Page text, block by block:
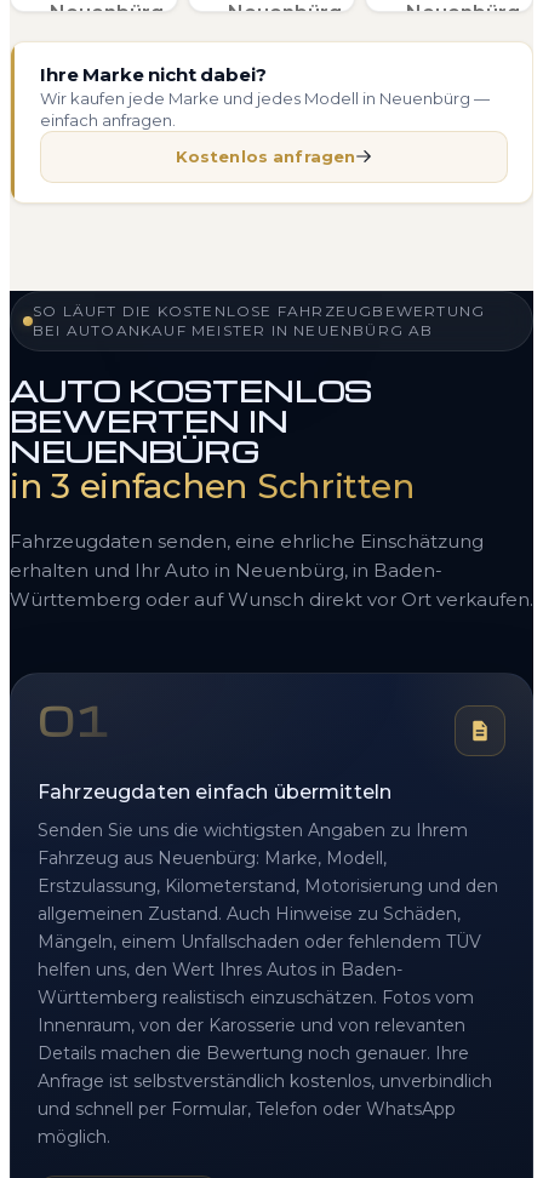
Ihre Marke nicht dabei?
Wir kaufen jede Marke und jedes Modell in Neuenbürg —
einfach anfragen.
Kostenlos anfragen
SO LÄUFT DIE KOSTENLOSE FAHRZEUGBEWERTUNG
BEI AUTOANKAUF MEISTER IN NEUENBÜRG AB
AUTO KOSTENLOS
BEWERTEN IN
NEUENBÜRG
in 3 einfachen Schritten
Fahrzeugdaten senden, eine ehrliche Einschätzung
erhalten und Ihr Auto in Neuenbürg, in Baden-
Württemberg oder auf Wunsch direkt vor Ort verkaufen.
01
Fahrzeugdaten einfach übermitteln
Senden Sie uns die wichtigsten Angaben zu Ihrem
Fahrzeug aus Neuenbürg: Marke, Modell,
Erstzulassung, Kilometerstand, Motorisierung und den
allgemeinen Zustand. Auch Hinweise zu Schäden,
Mängeln, einem Unfallschaden oder fehlendem TÜV
helfen uns, den Wert Ihres Autos in Baden-
Württemberg realistisch einzuschätzen. Fotos vom
Innenraum, von der Karosserie und von relevanten
Details machen die Bewertung noch genauer. Ihre
Anfrage ist selbstverständlich kostenlos, unverbindlich
und schnell per Formular, Telefon oder WhatsApp
möglich.